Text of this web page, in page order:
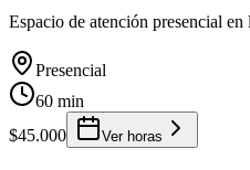
Espacio de atención presencial
Presencial
60 min
$45.000
Ver horas